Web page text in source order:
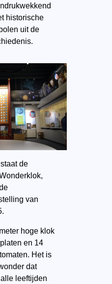
historische
uit de
de
van
hoge klok
en 14
Het is
dat
leeftijden